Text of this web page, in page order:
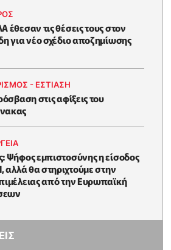
έθεσαν τις θέσεις τους στον
για νέο σχέδιο αποζημίωσης
- ΕΣΤΙΑΣΗ
στις αφίξεις του
Ψήφος εμπιστοσύνης η είσοδος
αλλά θα στηριχτούμε στην
από την Ευρωπαϊκή